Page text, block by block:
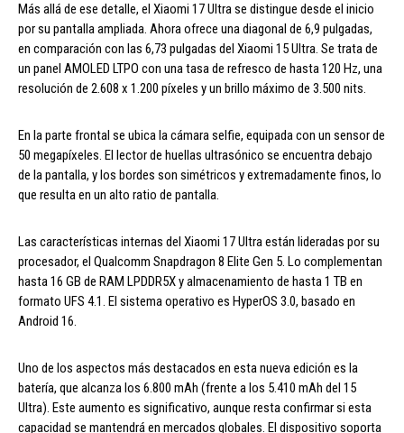
Más allá de ese detalle, el Xiaomi 17 Ultra se distingue desde el inicio
por su pantalla ampliada. Ahora ofrece una diagonal de 6,9 pulgadas,
en comparación con las 6,73 pulgadas del Xiaomi 15 Ultra. Se trata de
un panel AMOLED LTPO con una tasa de refresco de hasta 120 Hz, una
resolución de 2.608 x 1.200 píxeles y un brillo máximo de 3.500 nits.
En la parte frontal se ubica la cámara selfie, equipada con un sensor de
50 megapíxeles. El lector de huellas ultrasónico se encuentra debajo
de la pantalla, y los bordes son simétricos y extremadamente finos, lo
que resulta en un alto ratio de pantalla.
Las características internas del Xiaomi 17 Ultra están lideradas por su
procesador, el Qualcomm Snapdragon 8 Elite Gen 5. Lo complementan
hasta 16 GB de RAM LPDDR5X y almacenamiento de hasta 1 TB en
formato UFS 4.1. El sistema operativo es HyperOS 3.0, basado en
Android 16.
Uno de los aspectos más destacados en esta nueva edición es la
batería, que alcanza los 6.800 mAh (frente a los 5.410 mAh del 15
Ultra). Este aumento es significativo, aunque resta confirmar si esta
capacidad se mantendrá en mercados globales. El dispositivo soporta